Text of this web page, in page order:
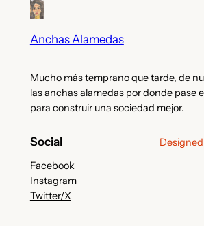
Anchas Alamedas
Mucho más temprano que tarde, de
las anchas alamedas por donde pase
para construir una sociedad mejor.
Social
Facebook
Instagram
Twitter/X